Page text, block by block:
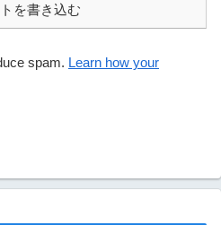
を書き込む
spam. Learn how your